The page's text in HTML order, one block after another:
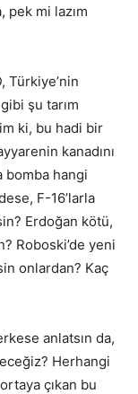
pek mi lazım
Türkiye’nin
şu tarım
ki, bu hadi bir
kanadını
bomba hangi
F-16’larla
Erdoğan kötü,
Roboski’de yeni
onlardan? Kaç
anlatsın da,
Herhangi
çıkan bu